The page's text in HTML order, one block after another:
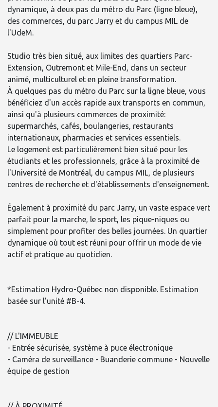
dynamique, à deux pas du métro du Parc (ligne bleue),
des commerces, du parc Jarry et du campus MIL de
l'UdeM.
Studio très bien situé, aux limites des quartiers Parc-
Extension, Outremont et Mile-End, dans un secteur
animé, multiculturel et en pleine transformation.
À quelques pas du métro du Parc sur la ligne bleue, vous
bénéficiez d'un accès rapide aux transports en commun,
ainsi qu'à plusieurs commerces de proximité:
supermarchés, cafés, boulangeries, restaurants
internationaux, pharmacies et services essentiels.
Le logement est particulièrement bien situé pour les
étudiants et les professionnels, grâce à la proximité de
l'Université de Montréal, du campus MIL, de plusieurs
centres de recherche et d'établissements d'enseignement.
Également à proximité du parc Jarry, un vaste espace vert
parfait pour la marche, le sport, les pique-niques ou
simplement pour profiter des belles journées. Un quartier
dynamique où tout est réuni pour offrir un mode de vie
actif et pratique au quotidien.
*Estimation Hydro-Québec non disponible. Estimation
basée sur l'unité #B-4.
// L'IMMEUBLE
- Entrée sécurisée, système à puce électronique
- Caméra de surveillance - Buanderie commune - Nouvelle
équipe de gestion